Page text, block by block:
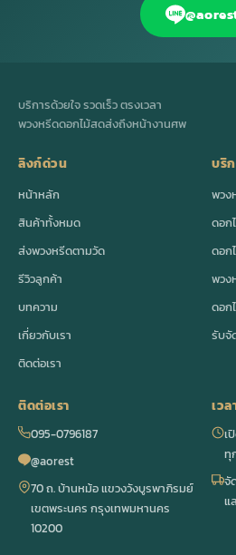
บริการด้วยใจ รวดเร็ว ตรงเวลา
พวงหรีดดอกไม้สดส่งถึงหน้างานศพ
ลิงก์ด่วน
หน้าหลัก
สินค้าทั้งหมด
ส่งพวงหรีดตามวัด
รีวิวลูกค้า
บทความ
เกี่ยวกับเรา
ติดต่อเรา
บริ
พวง
ดอก
ดอก
พวง
ดอก
รับจั
ติดต่อเรา
095-0796187
@aorest
70 ถ. บ้านหม้อ แขวงวังบูรพาภิรมย์
เขตพระนคร กรุงเทพมหานคร
10200
เวล
เ
ทุ
จั
แ